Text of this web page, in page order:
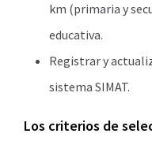
km (primaria y
educativa.
Registrar y
sistema SIMAT.
Los criterios de